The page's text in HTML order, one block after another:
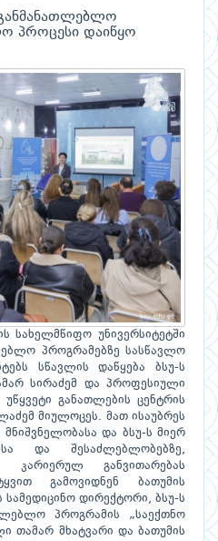
პროცესი დაიწყო
სახელმწიფო უნივერსიტეტში
პროგრამებზე სასწავლო
სწავლის დაწყება ბსუ-ს
სირაძემ და პროფესიული
განათლების ცენტრის
მიულოცეს. მათ ისაუბრეს
და ბსუ-ს მიერ
და შესაძლებლობებზე,
კარიერულ განვითარებას
გამოვიდნენ ბათუმის
დირექტორი, ბსუ-ს
პროგრამის „საექთნო
თამარ მხატვარი და ბათუმის